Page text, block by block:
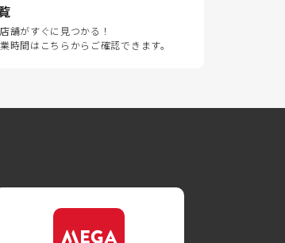
舗がすぐに見つかる！
時間はこちらからご確認できます。